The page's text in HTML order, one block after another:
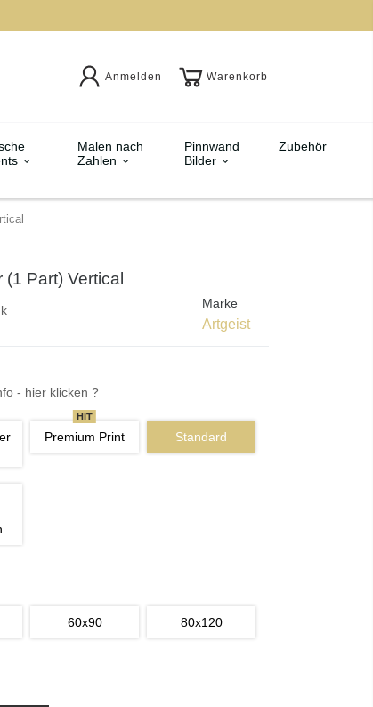
Anmelden Warenkorb
Malen nach
Zahlen
Pinnwand
Bilder
Zubehör
Part) Vertical
Marke
Artgeist
- hier klicken ?
Premium Print
HIT
Standard
60x90 80x120